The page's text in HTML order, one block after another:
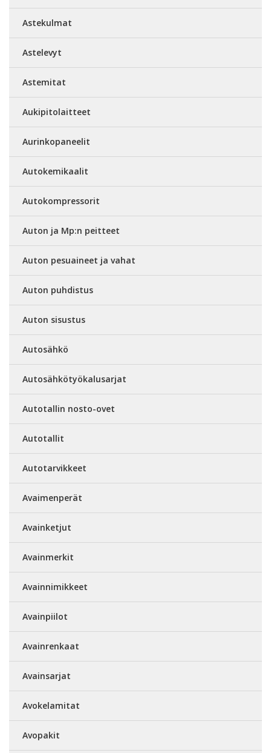
Astekulmat
Astelevyt
Astemitat
Aukipitolaitteet
Aurinkopaneelit
Autokemikaalit
Autokompressorit
Auton ja Mp:n peitteet
Auton pesuaineet ja vahat
Auton puhdistus
Auton sisustus
Autosähkö
Autosähkötyökalusarjat
Autotallin nosto-ovet
Autotallit
Autotarvikkeet
Avaimenperät
Avainketjut
Avainmerkit
Avainnimikkeet
Avainpiilot
Avainrenkaat
Avainsarjat
Avokelamitat
Avopakit